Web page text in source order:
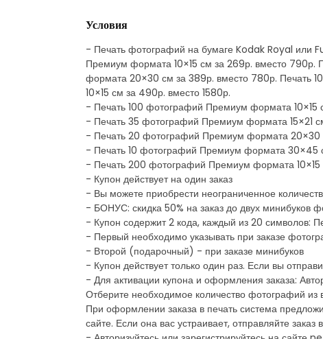
Условия
- Печать фотографий на бумаге Kodak Royal или
Премиум формата 10×15 см за 269р. вместо
формата 20×30 см за 389р. вместо 780р. Печать
10×15 см за 490р. вместо 1580р.
- Печать 100 фотографий Премиум формата 10×15
- Печать 35 фотографий Премиум формата 15×21
- Печать 20 фотографий Премиум формата 20×30
- Печать 10 фотографий Премиум формата 30×45
- Печать 200 фотографий Премиум формата 10×15
- Купон действует на один заказ
- Вы можете приобрести неограниченное
- БОНУС: скидка 50% на заказ до двух минибуков
- Купон содержит 2 кода, каждый из 20 символов:
- Первый необходимо указывать при заказе
- Второй (подарочный) - при заказе минибуков
- Купон действует только один раз. Если вы
- Для активации купона и оформления заказа:
Отберите необходимое количество фотографий
При оформлении заказа в печать система
сайте. Если она вас устраивает, отправляйте заказ